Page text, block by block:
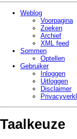
Weblog
Voorpagina
Zoeken
Archief
XML feed
Sommen
Optellen
Gebruiker
Inloggen
Uitloggen
Disclaimer
Taalkeuze